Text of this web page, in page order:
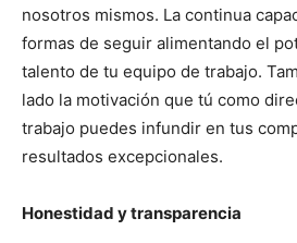
nosotros mismos. La continua
formas de seguir alimentando el
talento de tu equipo de trabajo.
lado la motivación que tú como
trabajo puedes infundir en tus
resultados excepcionales.
Honestidad y transparencia